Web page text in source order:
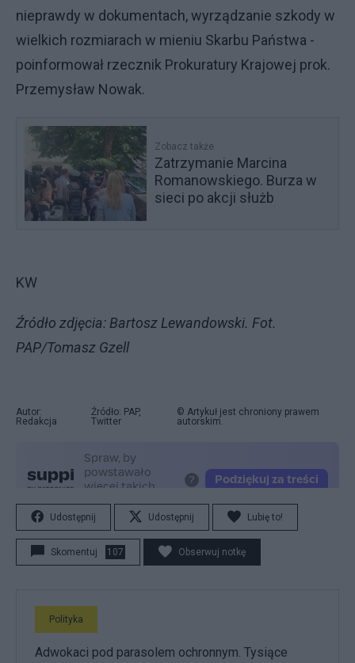
nieprawdy w dokumentach, wyrządzanie szkody w
wielkich rozmiarach w mieniu Skarbu Państwa -
poinformował rzecznik Prokuratury Krajowej prok.
Przemysław Nowak.
Zobacz także
Zatrzymanie Marcina
Romanowskiego. Burza w
sieci po akcji służb
KW
Źródło zdjęcia: Bartosz Lewandowski. Fot.
PAP/Tomasz Gzell
Autor:
Redakcja
Źródło: PAP,
Twitter
© Artykuł jest chroniony prawem
autorskim.
Udostępnij Udostępnij Lubię to!
Skomentuj 107 Obserwuj notkę
Polityka
Adwokaci pod parasolem ochronnym. Tysiące